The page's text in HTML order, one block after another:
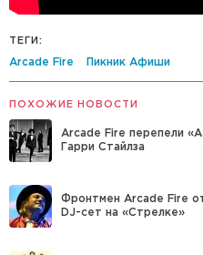
ТЕГИ:
Arcade Fire Пикник Афиши
ПОХОЖИЕ НОВОСТИ
Arcade Fire перепели
Гарри Стайлза
Фронтмен Arcade Fire
DJ-сет на «Стрелке»